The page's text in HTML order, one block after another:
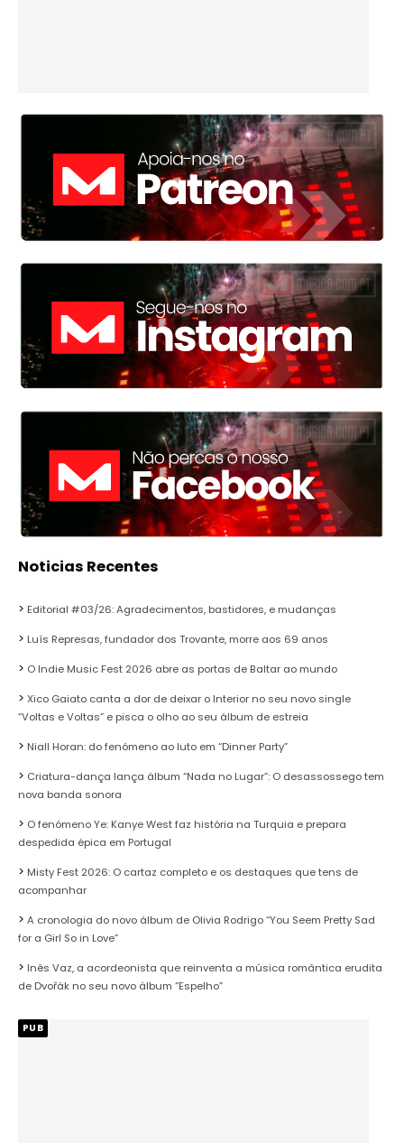
Noticias Recentes
Editorial #03/26: Agradecimentos, bastidores, e mudanças
Luís Represas, fundador dos Trovante, morre aos 69 anos
O Indie Music Fest 2026 abre as portas de Baltar ao mundo
Xico Gaiato canta a dor de deixar o Interior no seu novo single
“Voltas e Voltas” e pisca o olho ao seu álbum de estreia
Niall Horan: do fenómeno ao luto em “Dinner Party”
Criatura-dança lança álbum “Nada no Lugar”: O desassossego tem
nova banda sonora
O fenómeno Ye: Kanye West faz história na Turquia e prepara
despedida épica em Portugal
Misty Fest 2026: O cartaz completo e os destaques que tens de
acompanhar
A cronologia do novo álbum de Olivia Rodrigo “You Seem Pretty Sad
for a Girl So in Love”
Inês Vaz, a acordeonista que reinventa a música romântica erudita
de Dvořák no seu novo álbum “Espelho”
PUB